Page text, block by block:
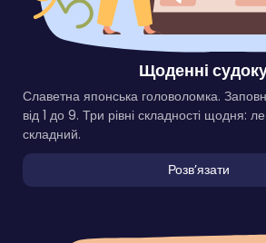
Щоденні
Славетна японська головоломка.
від 1 до 9. Три рівні складності щодня:
складний.
Розвʼязати